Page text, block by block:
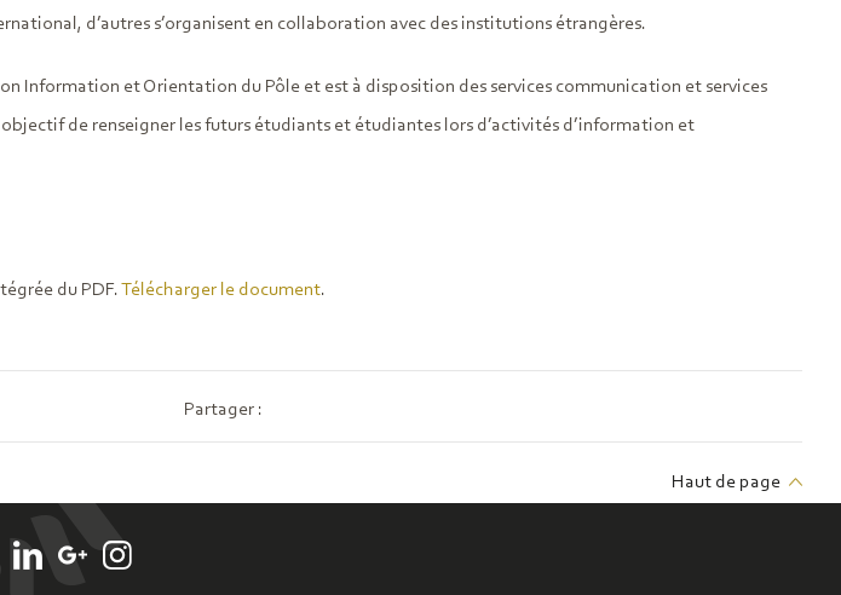
d’autres s’organisent en collaboration avec des institutions étrangères.
Information et Orientation du Pôle et est à disposition des services communication et services
de renseigner les futurs étudiants et étudiantes lors d’activités d’information et
du PDF.Télécharger le document.
Partager :
Haut de page